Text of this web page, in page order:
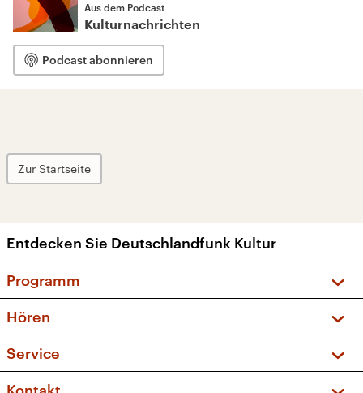
Aus dem Podcast
Kulturnachrichten
Podcast abonnieren
Zur Startseite
Entdecken Sie Deutschlandfunk Kultur
Programm
Sendungen und Podcasts
Musikliste
Kakadu – Das Kinderprogramm
Hören
Frequenzen (UKW + DAB+)
Service
FAQ